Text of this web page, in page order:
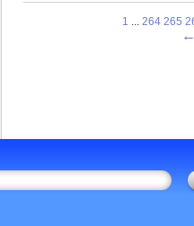
1 264 265